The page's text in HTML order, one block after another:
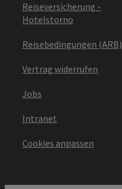
Reiseversicherung -
Hotelstorno
Reisebedingungen (ARB)
Vertrag widerrufen
Jobs
Intranet
Cookies anpassen